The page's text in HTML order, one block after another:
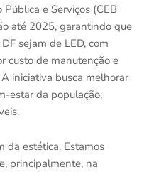
e Serviços (CEB
até 2025, garantindo que
sejam de LED, com
custo de manutenção e
iniciativa busca melhorar
estar da população,
da estética. Estamos
principalmente, na